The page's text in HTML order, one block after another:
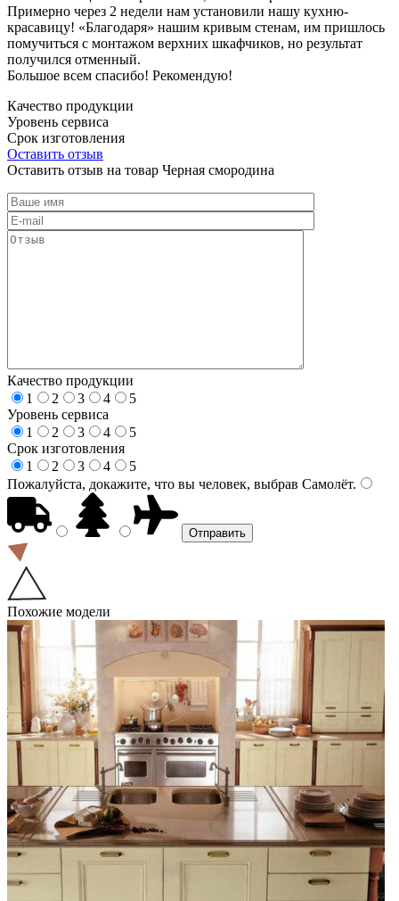
Примерно через 2 недели нам установили нашу кухню-
красавицу! «Благодаря» нашим кривым стенам, им пришлось
помучиться с монтажом верхних шкафчиков, но результат
получился отменный.
Большое всем спасибо! Рекомендую!
Качество продукции
Уровень сервиса
Срок изготовления
Оставить отзыв
Оставить отзыв на товар Черная смородина
Качество продукции
1
2 3 4
5
Уровень сервиса
1
2 3 4
5
Срок изготовления
1
2 3 4
5
Пожалуйста, докажите, что вы человек, выбрав Самолёт.
Похожие модели